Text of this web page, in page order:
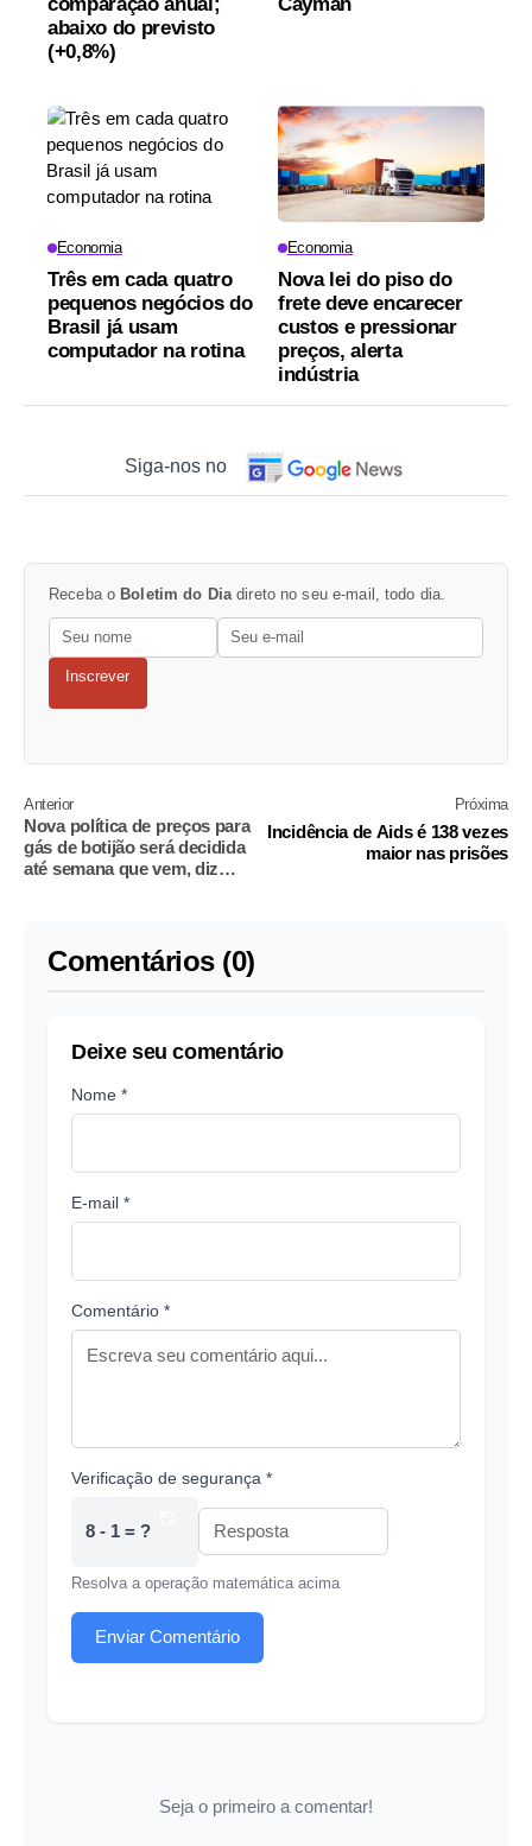
comparação anual;
abaixo do previsto
(+0,8%)
Cayman
Economia
Três em cada quatro
pequenos negócios do
Brasil já usam
computador na rotina
Economia
Nova lei do piso do
frete deve encarecer
custos e pressionar
preços, alerta
indústria
Siga-nos no
Receba o Boletim do Diadireto no seu e-mail, todo dia.
Inscrever
Anterior
Nova política de preços para
gás de botijão será decidida
até semana que vem, diz
Próxima
Incidência de Aids é 138 vezes
maior nas prisões
Comentários (0)
Deixe seu comentário
Nome *
E-mail *
Comentário *
Verificação de segurança *
8 - 1 = ?
Resolva a operação matemática acima
Enviar Comentário
Seja o primeiro a comentar!